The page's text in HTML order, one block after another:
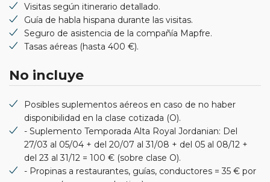
Visitas según itinerario detallado.
Guía de habla hispana durante las visitas.
Seguro de asistencia de la compañía Mapfre.
Tasas aéreas (hasta 400 €).
No incluye
Posibles suplementos aéreos en caso de no haber
disponibilidad en la clase cotizada (O).
- Suplemento Temporada Alta Royal Jordanian: Del
27/03 al 05/04 + del 20/07 al 31/08 + del 05 al 08/12 +
del 23 al 31/12 = 100 € (sobre clase O).
- Propinas a restaurantes, guías, conductores = 35 € por